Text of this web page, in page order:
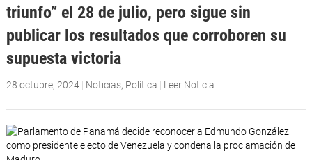
triunfo” el 28 de julio, pero sigue sin
publicar los resultados que corroboren su
supuesta victoria
28 octubre, 2024| Noticias, Política | Leer Noticia